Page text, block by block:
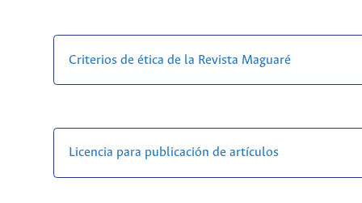
Criterios de ética de la Revista Maguaré
Licencia para publicación de artículos